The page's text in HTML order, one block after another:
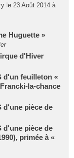
le 23 Août 2014 à
Huguette »
d'Hiver
d'un feuilleton «
la-chance
d'une pièce de
d'une pièce de
primée à «